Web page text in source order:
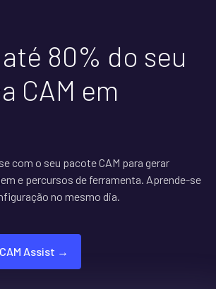
80% do seu
CAM em
com o seu pacote CAM para gerar
e percursos de ferramenta. Aprende-se
no mesmo dia.
Assist →